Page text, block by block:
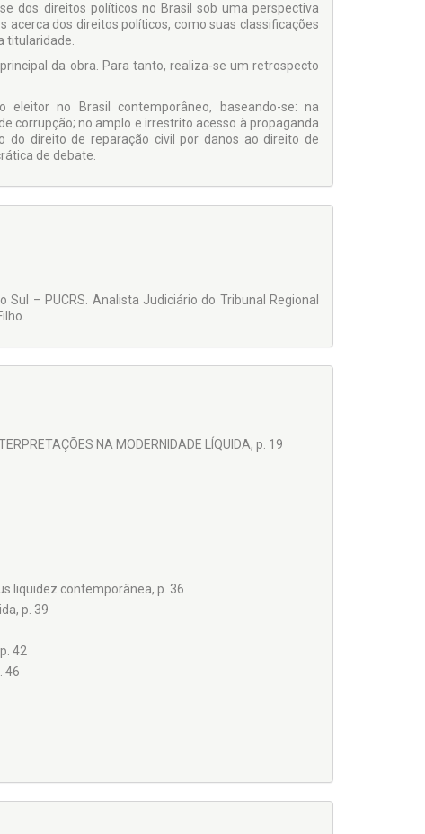
dos direitos políticos no Brasil sob uma perspectiva
dos direitos políticos, como suas classificações
titularidade.
da obra. Para tanto, realiza-se um retrospecto
no Brasil contemporâneo, baseando-se: na
corrupção; no amplo e irrestrito acesso à propaganda
do direito de reparação civil por danos ao direito de
de debate.
– PUCRS. Analista Judiciário do Tribunal Regional
NA MODERNIDADE LÍQUIDA, p. 19
liquidez contemporânea, p. 36
p. 39
42
46